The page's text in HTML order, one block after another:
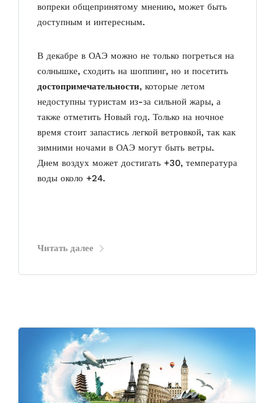
вопреки общепринятому мнению, может быть
доступным и интересным.
В декабре в ОАЭ можно не только погреться на
солнышке, сходить на шоппинг, но и посетить
достопримечательности, которые летом
недоступны туристам из-за сильной жары, а
также отметить Новый год. Только на ночное
время стоит запастись легкой ветровкой, так как
зимними ночами в ОАЭ могут быть ветры.
Днем воздух может достигать +30, температура
воды около +24.
Читать далее